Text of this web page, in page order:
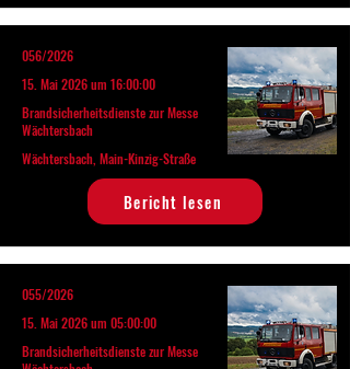
056/2026
15. Mai 2026 um 16:00:00
Brandsicherheitsdienste zur Messe
Wächtersbach
Wächtersbach, Main-Kinzig-Straße
Bericht lesen
055/2026
15. Mai 2026 um 05:00:00
Brandsicherheitsdienste zur Messe